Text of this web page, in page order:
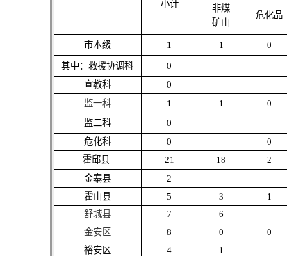
小计
非煤
矿山
危化品
市本级 1 1 0
其中：救援协调科
0
宣教科
0
监一科
1 1 0
监二科
0
危化科
0 0
霍邱县
21 18 2
金寨县
2
霍山县
5 3 1
舒城县
7 6
金安区
8 0 0
裕安区
4 1